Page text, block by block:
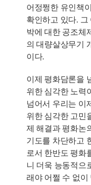
어정쩡한 유인책
확인하고 있다.
박에 대한 공조체
의 대량살상무기
이다.
이제 평화담론을
위한 심각한 노력
넘어서 우리는 이
위한 심각한 고민
제 해결과 평화논
기도를 차단하고
로서 한반도 평화
니 더욱 능동적으
래야 어쩔 수 없이